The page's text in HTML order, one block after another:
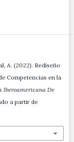
A. (2022). Rediseño
Competencias en la
Iberoamericana De
a partir de